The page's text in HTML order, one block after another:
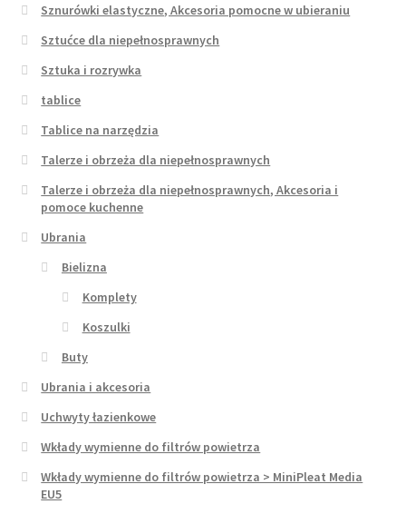
Sznurówki elastyczne, Akcesoria pomocne w ubieraniu
Sztućce dla niepełnosprawnych
Sztuka i rozrywka
tablice
Tablice na narzędzia
Talerze i obrzeża dla niepełnosprawnych
Talerze i obrzeża dla niepełnosprawnych, Akcesoria i
pomoce kuchenne
Ubrania
Bielizna
Komplety
Koszulki
Buty
Ubrania i akcesoria
Uchwyty łazienkowe
Wkłady wymienne do filtrów powietrza
Wkłady wymienne do filtrów powietrza > MiniPleat Media
EU5